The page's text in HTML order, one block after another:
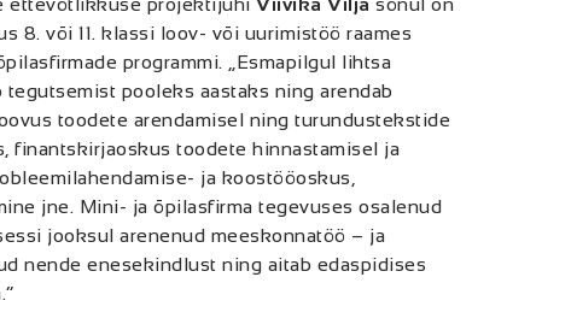
ettevõtlikkuse projektijuhiViivika Vilja sõnul on
8. või 11. klassi loov- või uurimistöö raames
programmi. „Esmapilgul lihtsa
pooleks aastaks ning arendab
toodete arendamisel ning turundustekstide
finantskirjaoskus toodete hinnastamisel ja
ja koostööoskus,
jne. Mini- ja õpilasfirma tegevuses osalenud
jooksul arenenud meeskonnatöö – ja
nende enesekindlust ning aitab edaspidises